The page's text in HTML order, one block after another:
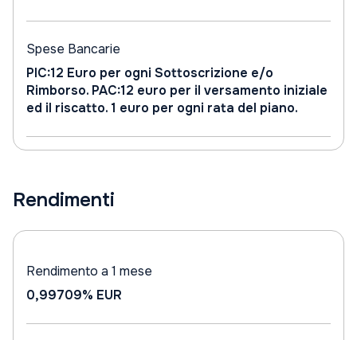
Spese Bancarie
PIC:12 Euro per ogni Sottoscrizione e/o
Rimborso. PAC:12 euro per il versamento iniziale
ed il riscatto. 1 euro per ogni rata del piano.
Rendimenti
Rendimento a 1 mese
0,99709% EUR